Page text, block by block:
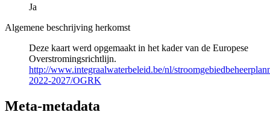
Ja
Algemene beschrijving herkomst
Deze kaart werd opgemaakt in het kader van de Europese
Overstromingsrichtlijn.
http://www.integraalwaterbeleid.be/nl/
2022-2027/OGRK
Meta-metadata